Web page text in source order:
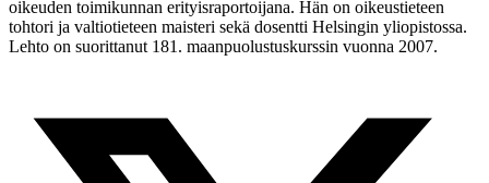
oikeuden toimikunnan erityisraportoijana. Hän on oikeustieteen
tohtori ja valtiotieteen maisteri sekä dosentti Helsingin yliopistossa.
Lehto on suorittanut 181. maanpuolustuskurssin vuonna 2007.